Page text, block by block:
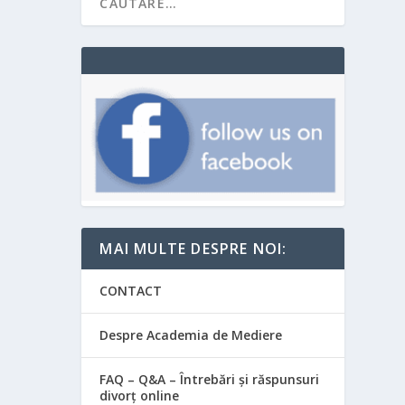
MAI MULTE DESPRE NOI:
CONTACT
Despre Academia de Mediere
FAQ – Q&A – Întrebări și răspunsuri
divorț online